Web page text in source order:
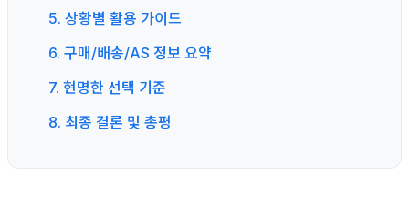
5. 상황별 활용 가이드
6. 구매/배송/AS 정보 요약
7. 현명한 선택 기준
8. 최종 결론 및 총평